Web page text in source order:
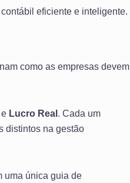
eficiente e inteligente.
como as empresas devem
e Lucro Real . Cada um
distintos na gestão
uma única guia de